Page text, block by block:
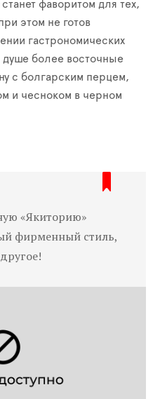
фаворитом для тех,
этом не готов
гастрономических
душе более восточные
с болгарским перцем,
и чесноком в черном
«Якиторию»
фирменный стиль,